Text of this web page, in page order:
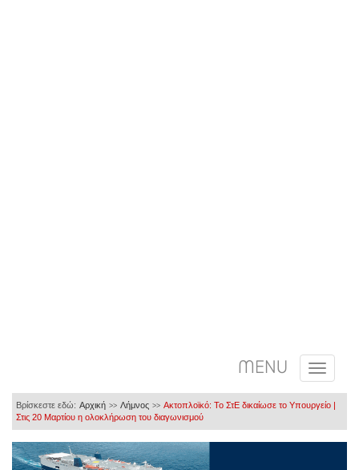
MENU
Βρίσκεστε εδώ: Αρχική >> Λήμνος >> Ακτοπλοϊκό: Το ΣτΕ δικαίωσε το Υπουργείο |
Στις 20 Μαρτίου η ολοκλήρωση του διαγωνισμού